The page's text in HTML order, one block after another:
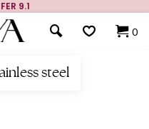
9.1
0
steel